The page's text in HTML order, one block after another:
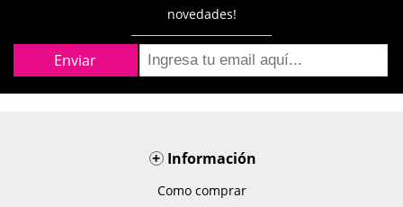
novedades!
+Información
Como comprar